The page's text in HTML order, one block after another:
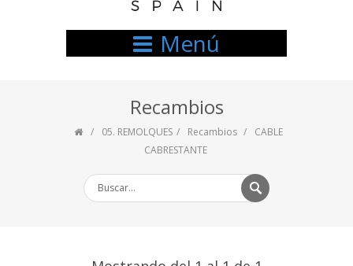
Menú
Recambios
05. REMOLQUES Recambios
CABLE
CABRESTANTE